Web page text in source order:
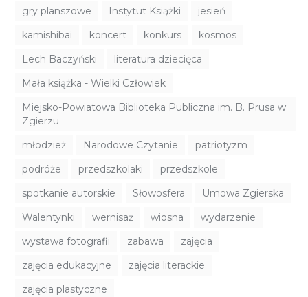
gry planszowe
Instytut Książki
jesień
kamishibai
koncert konkurs
kosmos
Lech Baczyński
literatura dziecięca
Mała książka - Wielki Człowiek
Miejsko-Powiatowa Biblioteka Publiczna im. B. Prusa w
Zgierzu
młodzież
Narodowe Czytanie
patriotyzm
podróże
przedszkolaki
przedszkole
spotkanie autorskie
Słowosfera
Umowa Zgierska
Walentynki
wernisaż wiosna
wydarzenie
wystawa fotografii
zabawa
zajęcia
zajęcia edukacyjne
zajęcia literackie
zajęcia plastyczne